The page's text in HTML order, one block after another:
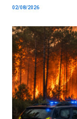
02/08/2026